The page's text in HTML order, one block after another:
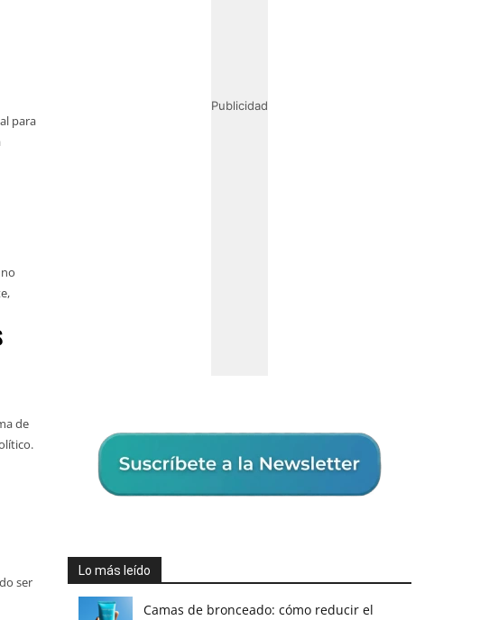
para
de
ser
Publicidad
Lo más leído
Camas de bronceado: cómo reducir el